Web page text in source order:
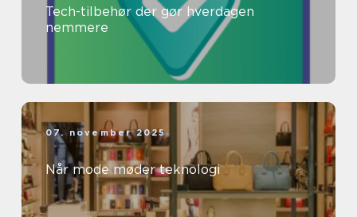
Tech-tilbehør der gør hverdagen
nemmere
07. november 2025
Når mode møder teknologi